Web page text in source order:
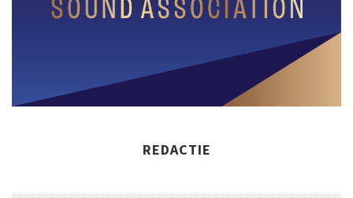
REDACTIE